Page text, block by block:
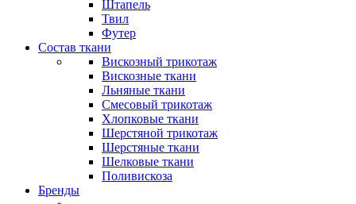
Штапель
Твил
Футер
Состав ткани
Вискозный трикотаж
Вискозные ткани
Льняные ткани
Смесовый трикотаж
Хлопковые ткани
Шерстяной трикотаж
Шерстяные ткани
Шелковые ткани
Поливискоза
Бренды